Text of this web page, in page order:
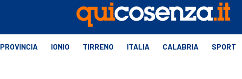
PROVINCIA IONIO TIRRENO ITALIA CALABRIA SPORT